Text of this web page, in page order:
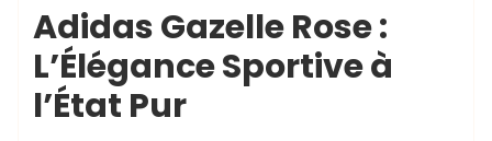
Adidas Gazelle Rose :
L’Élégance Sportive à
l’État Pur